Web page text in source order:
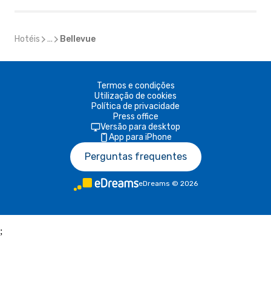
Hotéis ... Bellevue
Termos e condições
Utilização de cookies
Política de privacidade
Press office
Versão para desktop
App para iPhone
Perguntas frequentes
eDreams © 2026
;